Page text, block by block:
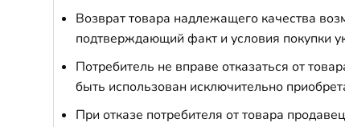
Возврат товара надлежащего качества
подтверждающий факт и условия покупки
Потребитель не вправе отказаться от
быть использован исключительно
При отказе потребителя от товара